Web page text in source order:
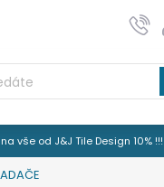
vše od J&J Tile Design 10% !!!